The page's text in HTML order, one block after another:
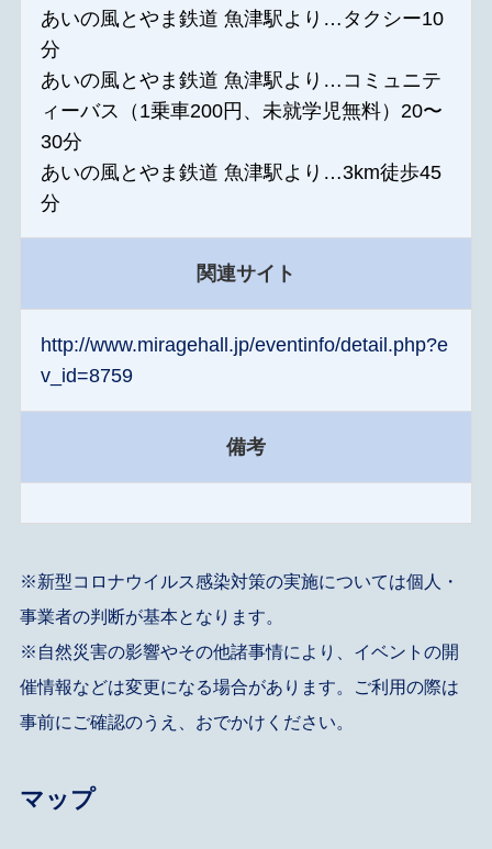
あいの風とやま鉄道 魚津駅より…タクシー10
分
あいの風とやま鉄道 魚津駅より…コミュニテ
ィーバス（1乗車200円、未就学児無料）20〜
30分
あいの風とやま鉄道 魚津駅より…3km徒歩45
分
関連サイト
http://www.miragehall.jp/eventinfo/detail.php?e
v_id=8759
備考
※新型コロナウイルス感染対策の実施については個人・
事業者の判断が基本となります。
※自然災害の影響やその他諸事情により、イベントの開
催情報などは変更になる場合があります。ご利用の際は
事前にご確認のうえ、おでかけください。
マップ